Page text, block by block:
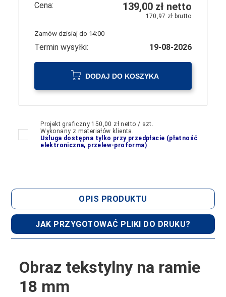
Cena:
139,00 zł netto
170,97 zł brutto
Zamów dzisiaj do 14:00
Termin wysyłki: 19-08-2026
DODAJ DO KOSZYKA
Projekt graficzny 150,00 zł netto / szt.
Wykonany z materiałów klienta.
Usługa dostępna tylko przy przedpłacie (płatność
elektroniczna, przelew-proforma)
OPIS PRODUKTU
JAK PRZYGOTOWAĆ PLIKI DO DRUKU?
Obraz tekstylny na ramie
18 mm